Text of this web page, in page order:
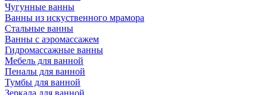
Чугунные ванны
Ванны из искуственного мрамора
Стальные ванны
Ванны с аэромассажем
Гидромассажные ванны
Мебель для ванной
Пеналы для ванной
Тумбы для ванной
Зеркала для ванной